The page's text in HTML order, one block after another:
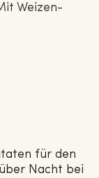
für den
Nacht bei
Wei­zen­